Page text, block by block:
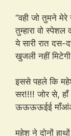
“वही जो तुमने मेरे
तुम्हारा वो
ये सारी रात दस-
खुजली नहीं
इससे पहले कि
सर!!!! जोर से,
ऊऊऊऊईई
महेश ने दोनों